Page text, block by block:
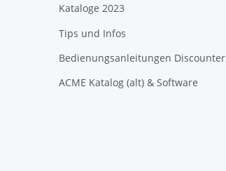
Kataloge 2023
Tips und Infos
Bedienungsanleitungen Discounter
ACME Katalog (alt) & Software